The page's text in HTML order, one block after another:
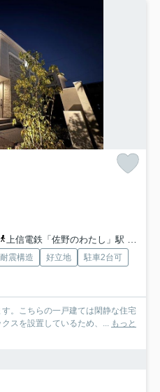
上信電鉄「佐野のわたし」駅 徒歩32分
耐震構造 好立地
駐車2台可
。こちらの一戸建ては閑静な住宅
スを設置しているため、... もっと